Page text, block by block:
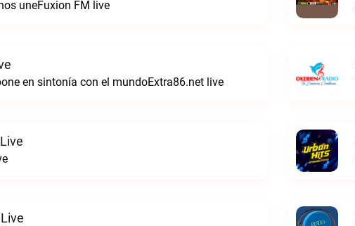
uneFuxion FM live
en sintonía con el mundoExtra86.net live